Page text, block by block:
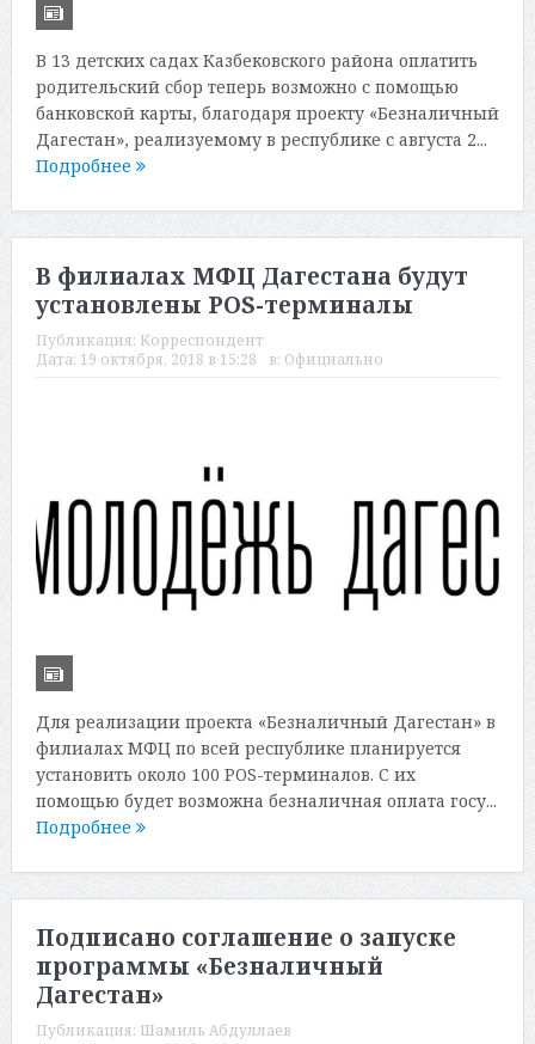
В 13 детских садах Казбековского района оплатить
родительский сбор теперь возможно с помощью
банковской карты, благодаря проекту «Безналичный
Дагестан», реализуемому в республике с августа 2...
Подробнее
В филиалах МФЦ Дагестана будут
установлены POS-терминалы
Публикация: Корреспондент
Дата: 19 октября, 2018 в 15:28 в: Официально
Для реализации проекта «Безналичный Дагестан» в
филиалах МФЦ по всей республике планируется
установить около 100 POS-терминалов. С их
помощью будет возможна безналичная оплата госу...
Подробнее
Подписано соглашение о запуске
программы «Безналичный
Дагестан»
Публикация: Шамиль Абдуллаев